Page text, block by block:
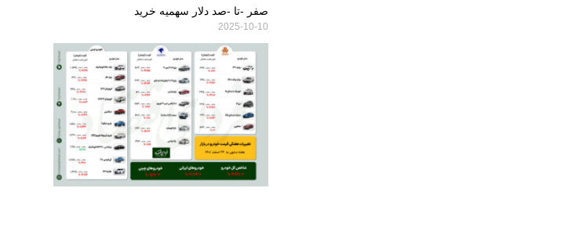
صفر -تا -صد دلار سهمیه خرید
2025-10-10